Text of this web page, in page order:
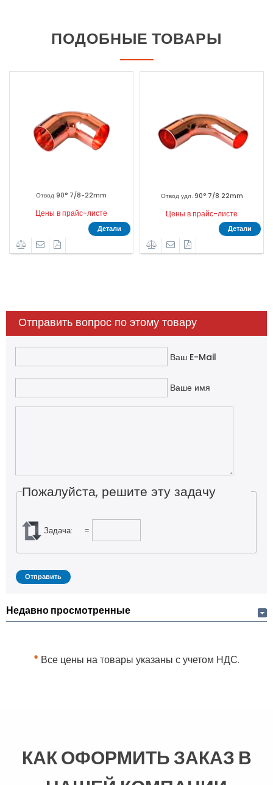
ПОДОБНЫЕ ТОВАРЫ
90° 7/8-22mm
в прайс-листе
Отвод удл. 90° 7/8 22mm
Цены в прайс-листе
Трубная
Отправить вопрос по этому товару
Ваш E-Mail
Ваше имя
Пожалуйста, решите эту задачу
Задача: =
Недавно просмотренные
* Все цены на товары указаны с учетом НДС.
КАК ОФОРМИТЬ ЗАКАЗ В